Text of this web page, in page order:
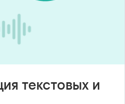
текстовых и